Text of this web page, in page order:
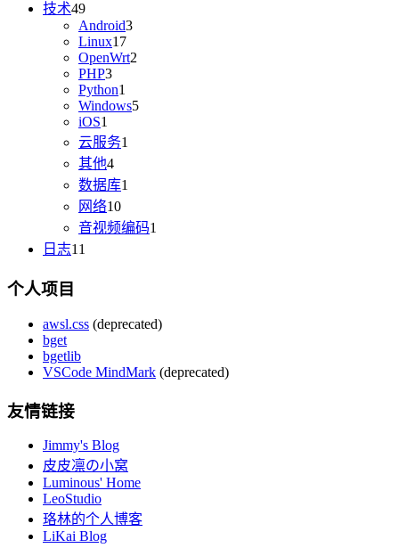
技术49
Android3
Linux17
OpenWrt2
PHP3
Python1
Windows5
iOS1
云服务1
其他4
数据库1
网络10
音视频编码1
日志11
个人项目
awsl.css (deprecated)
bget
bgetlib
VSCode MindMark (deprecated)
友情链接
Jimmy's Blog
皮皮凛の小窝
Luminous' Home
LeoStudio
珞林的个人博客
LiKai Blog